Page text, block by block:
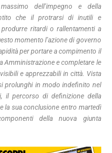
dell’impegno e della
che il protrarsi di inutili e
ritardi o rallentamenti a
momento l’azione di governo
per portare a compimento il
Amministrazione e completare le
e apprezzabili in città. Vista
prolunghi in modo indefinito nel
il percorso di definizione della
la sua conclusione entro martedì
della nuova giunta